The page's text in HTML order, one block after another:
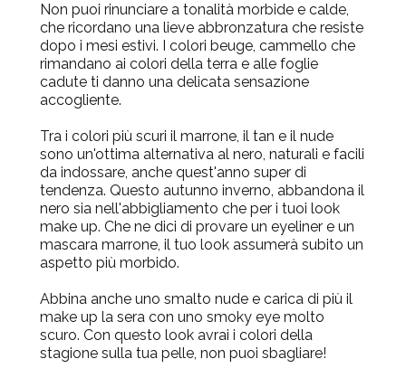
Non puoi rinunciare a tonalità morbide e calde,
che ricordano una lieve abbronzatura che resiste
dopo i mesi estivi. I colori beuge, cammello che
rimandano ai colori della terra e alle foglie
cadute ti danno una delicata sensazione
accogliente.
Tra i colori più scuri il marrone, il tan e il nude
sono un'ottima alternativa al nero, naturali e facili
da indossare, anche quest'anno super di
tendenza. Questo autunno inverno, abbandona il
nero sia nell'abbigliamento che per i tuoi look
make up. Che ne dici di provare un eyeliner e un
mascara marrone, il tuo look assumerà subito un
aspetto più morbido.
Abbina anche uno smalto nude e carica di più il
make up la sera con uno smoky eye molto
scuro. Con questo look avrai i colori della
stagione sulla tua pelle, non puoi sbagliare!